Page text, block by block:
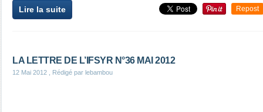
Lire la suite Repost
LA LETTRE DE L’IFSYR N°36 MAI 2012
12 Mai 2012 , Rédigé par lebambou